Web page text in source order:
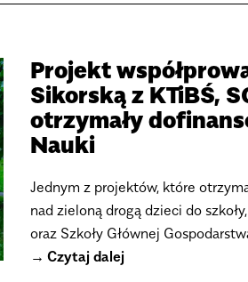
Projekt
Sikorską z KTiBŚ,
otrzymały
Nauki
Jednym z projektów, które
nad zieloną drogą dzieci do
oraz Szkoły Głównej
Czytaj dalej